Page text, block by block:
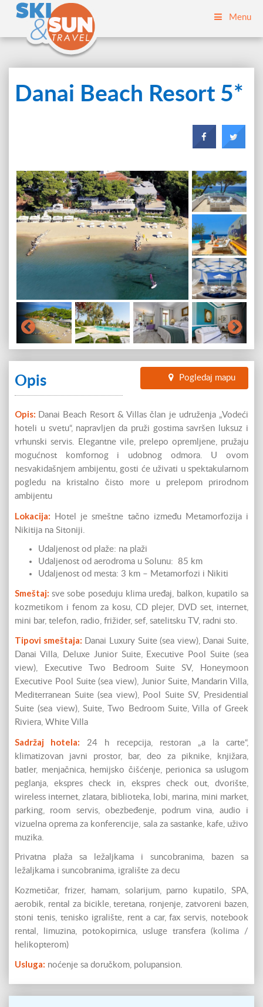
Menu
Danai Beach Resort 5*
Opis Pogledaj mapu
Opis: Danai Beach Resort & Villas član je udruženja „Vodeći
hoteli u svetu“, napravljen da pruži gostima savršen luksuz i
vrhunski servis. Elegantne vile, prelepo opremljene, pružaju
mogućnost komfornog i udobnog odmora. U ovom
nesvakidašnjem ambijentu, gosti će uživati u spektakularnom
pogledu na kristalno čisto more u prelepom prirodnom
ambijentu
Lokacija: Hotel je smeštne tačno između Metamorfozija i
Nikitija na Sitoniji.
Udaljenost od plaže: na plaži
Udaljenost od aerodroma u Solunu: 85 km
Udaljenost od mesta: 3 km – Metamorfozi i Nikiti
Smeštaj: sve sobe poseduju klima uređaj, balkon, kupatilo sa
kozmetikom i fenom za kosu, CD plejer, DVD set, internet,
mini bar, telefon, radio, frižider, sef, satelitsku TV, radni sto.
Tipovi smeštaja: Danai Luxury Suite (sea view), Danai Suite,
Danai Villa, Deluxe Junior Suite, Executive Pool Suite (sea
view), Executive Two Bedroom Suite SV, Honeymoon
Executive Pool Suite (sea view), Junior Suite, Mandarin Villa,
Mediterranean Suite (sea view), Pool Suite SV, Presidential
Suite (sea view), Suite, Two Bedroom Suite, Villa of Greek
Riviera, White Villa
Sadržaj hotela: 24 h recepcija, restoran „a la carte“,
klimatizovan javni prostor, bar, deo za piknike, knjižara,
batler, menjačnica, hemijsko čišćenje, perionica sa uslugom
peglanja, ekspres check in, ekspres check out, dvorište,
wireless internet, zlatara, biblioteka, lobi, marina, mini market,
parking, room servis, obezbeđenje, podrum vina, audio i
vizuelna oprema za konferencije, sala za sastanke, kafe, uživo
muzika.
Privatna plaža sa ležaljkama i suncobranima, bazen sa
ležaljkama i suncobranima, igralište za decu
Kozmetičar, frizer, hamam, solarijum, parno kupatilo, SPA,
aerobik, rental za bicikle, teretana, ronjenje, zatvoreni bazen,
stoni tenis, tenisko igralište, rent a car, fax servis, notebook
rental, limuzina, potokopirnica, usluge transfera (kolima /
helikopterom)
Usluga: noćenje sa doručkom, polupansion.